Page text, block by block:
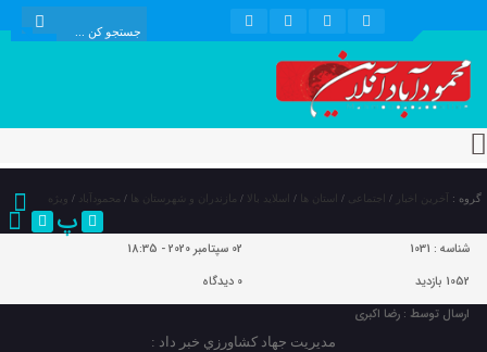
گروه : آخرین اخبار / اجتماعی / استان ها / اسلاید بالا / مازندران و شهرستان ها / محمودآباد / ویژه
پ
شناسه : 1031
02 سپتامبر 2020 - 18:35
1052 بازدید
0 دیدگاه
ارسال توسط : رضا اکبری
مدیریت جهاد كشاورزي خبر داد :